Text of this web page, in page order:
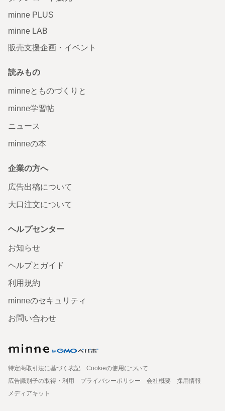
minne PLUS
minne LAB
販売支援企画・イベント
読みもの
minneとものづくりと
minne学習帖
ニュース
minneの本
企業の方へ
広告出稿について
大口注文について
ヘルプセンター
お知らせ
ヘルプとガイド
利用規約
minneのセキュリティ
お問い合わせ
特定商取引法に基づく表記
Cookieの使用について
広告識別子の取得・利用
プライバシーポリシー 会社概要
採用情報
メディアキット